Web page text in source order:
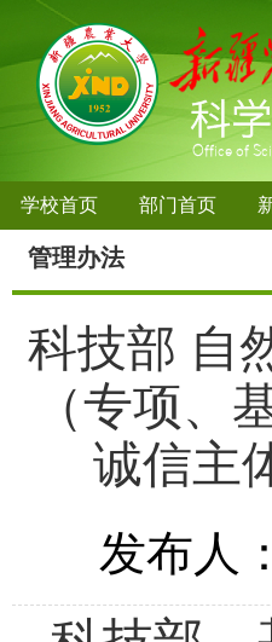
学校首页 部门首页
管理办法
科技部 自
（专项、
诚信主
发布人：